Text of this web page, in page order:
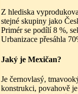
Z hlediska
stejné skupiny jako
Primér se podílí 8 %,
Urbanizace přesáhla
Jaký je Mexičan?
Je černovlasý,
konstrukci, povahově